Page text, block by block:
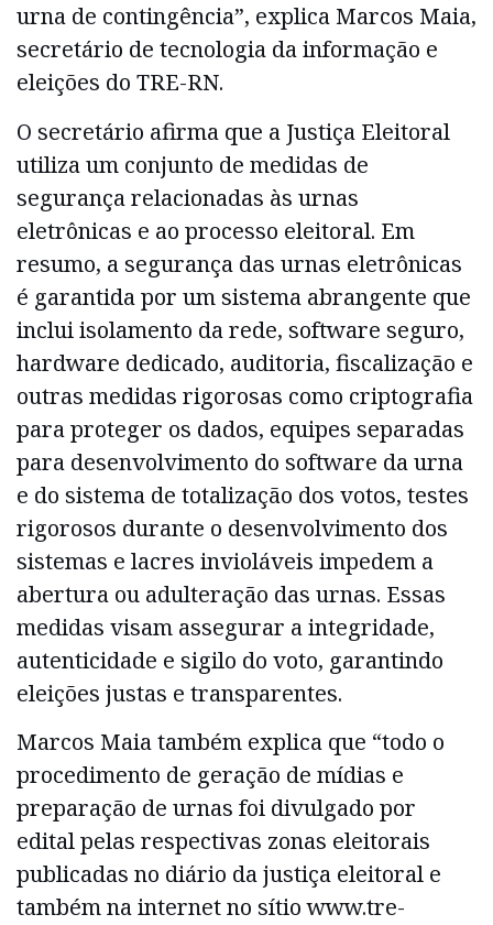
urna de contingência”, explica Marcos Maia,
secretário de tecnologia da informação e
eleições do TRE-RN.
O secretário afirma que a Justiça Eleitoral
utiliza um conjunto de medidas de
segurança relacionadas às urnas
eletrônicas e ao processo eleitoral. Em
resumo, a segurança das urnas eletrônicas
é garantida por um sistema abrangente que
inclui isolamento da rede, software seguro,
hardware dedicado, auditoria, fiscalização e
outras medidas rigorosas como criptografia
para proteger os dados, equipes separadas
para desenvolvimento do software da urna
e do sistema de totalização dos votos, testes
rigorosos durante o desenvolvimento dos
sistemas e lacres invioláveis impedem a
abertura ou adulteração das urnas. Essas
medidas visam assegurar a integridade,
autenticidade e sigilo do voto, garantindo
eleições justas e transparentes.
Marcos Maia também explica que “todo o
procedimento de geração de mídias e
preparação de urnas foi divulgado por
edital pelas respectivas zonas eleitorais
publicadas no diário da justiça eleitoral e
também na internet no sítio www.tre-